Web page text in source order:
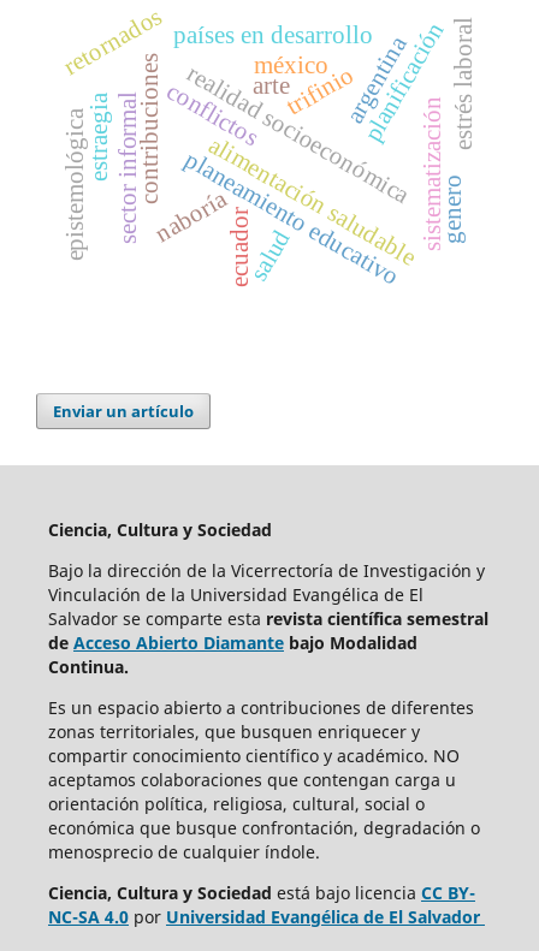
alimentación saludable
realidad socioeconómica
conflictos
contribuciones sistematización
argentina
planeamiento educativo
planificación
ecuador
países en desarrollo
retornados
trifinio
sector informalnaboría
estraegia
salud
estrés laboral
méxico
genero
epistemológica
arte
Enviar un artículo
Ciencia, Cultura y Sociedad
Bajo la dirección de la Vicerrectoría de Investigación y
Vinculación de la Universidad Evangélica de El
Salvador se comparte esta revista científica semestral
de Acceso Abierto Diamantebajo Modalidad
Continua.
Es un espacio abierto a contribuciones de diferentes
zonas territoriales, que busquen enriquecer y
compartir conocimiento científico y académico. NO
aceptamos colaboraciones que contengan carga u
orientación política, religiosa, cultural, social o
económica que busque confrontación, degradación o
menosprecio de cualquier índole.
Ciencia, Cultura y Sociedad está bajo licencia CC BY-
NC-SA 4.0por Universidad Evangélica de El Salvador